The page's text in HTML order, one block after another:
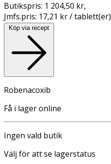
Butikspris: 1 204,50 kr,
Jmfs.pris: 17,21 kr / tablett(er)
Köp via recept
Robenacoxib
Få i lager online
Ingen vald butik
Välj för att se lagerstatus